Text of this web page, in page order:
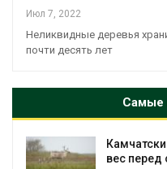
Июл 7, 2022
Неликвидные деревья
почти десять лет
Самые
вес перед